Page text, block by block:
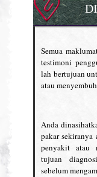
Semua
testimoni
lah bertujuan
atau
Anda
pakar sekiranya
penyakit atau
tujuan
sebelum